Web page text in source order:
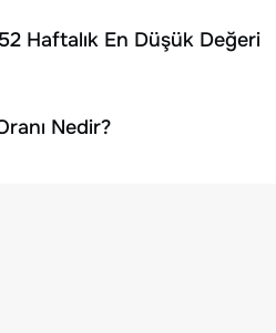
Haftalık En Düşük Değeri
Nedir?